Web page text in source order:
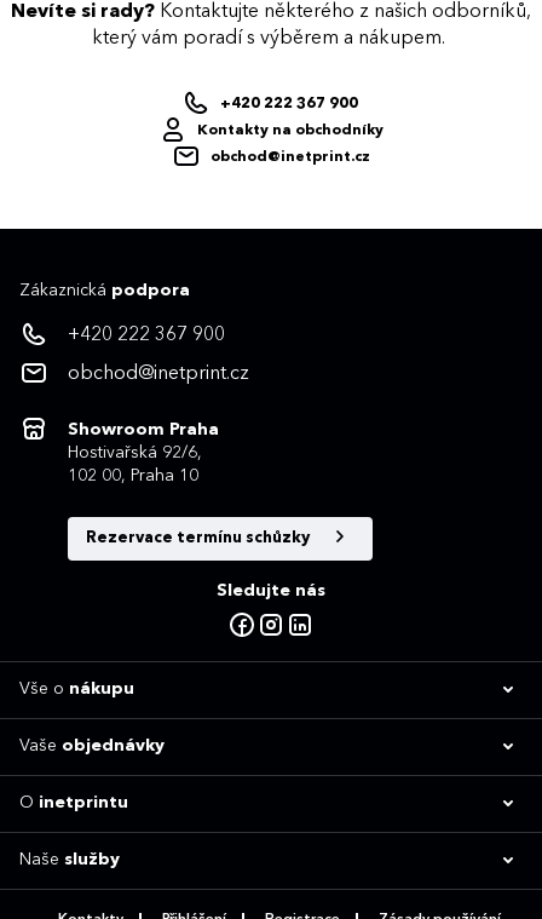
Nevíte si rady? Kontaktujte některého z našich odborníků,
který vám poradí s výběrem a nákupem.
+420 222 367 900
Kontakty na obchodníky
obchod@inetprint.cz
Zákaznická podpora
+420 222 367 900
obchod@inetprint.cz
Showroom Praha
Hostivařská 92/6,
102 00, Praha 10
Rezervace termínu schůzky
Sledujte nás
Vše o nákupu
Vaše objednávky
O inetprintu
Naše služby